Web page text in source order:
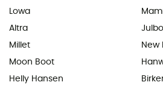
Lowa
Altra
Millet
Moon Boot
Helly Hansen
Julbo
New